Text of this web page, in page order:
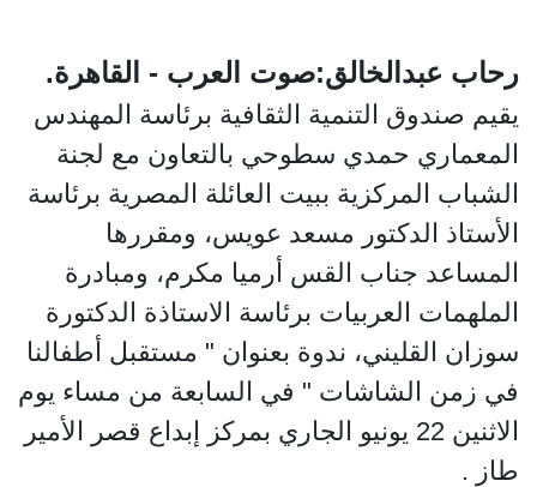
رحاب عبدالخالق:صوت العرب - القاهرة.
يقيم صندوق التنمية الثقافية برئاسة المهندس
المعماري حمدي سطوحي بالتعاون مع لجنة
الشباب المركزية ببيت العائلة المصرية برئاسة
الأستاذ الدكتور مسعد عويس، ومقررها
المساعد جناب القس أرميا مكرم، ومبادرة
الملهمات العربيات برئاسة الاستاذة الدكتورة
سوزان القليني، ندوة بعنوان " مستقبل أطفالنا
في زمن الشاشات " في السابعة من مساء يوم
الاثنين 22 يونيو الجاري بمركز إبداع قصر الأمير
طاز .